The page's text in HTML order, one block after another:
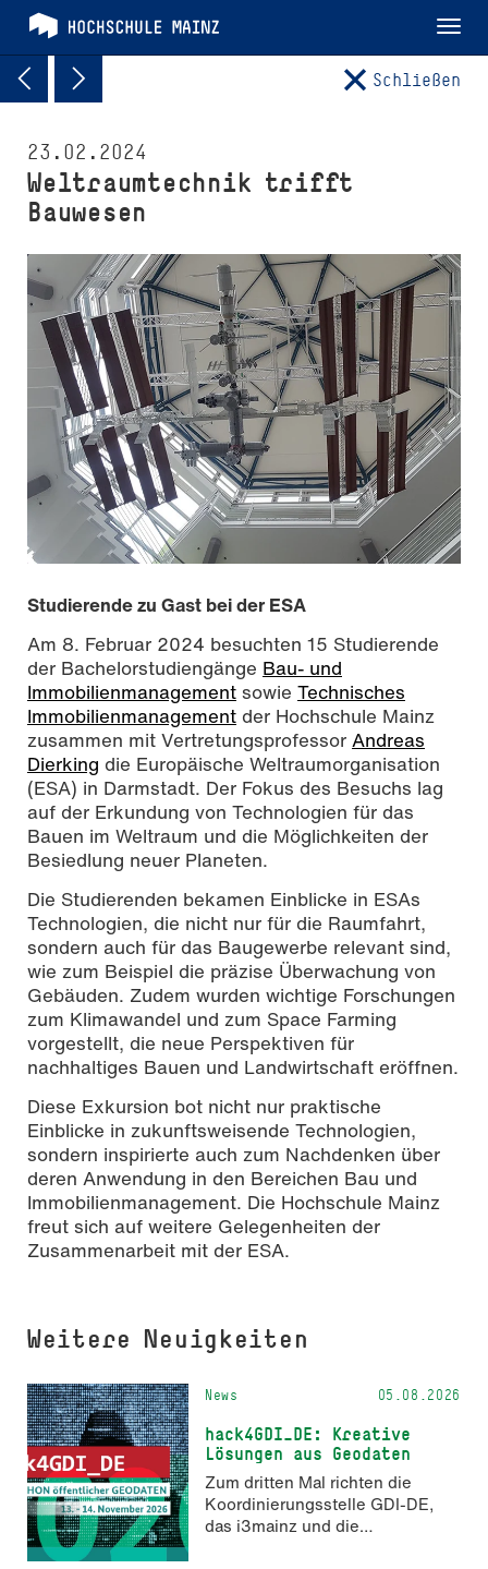
Schließen
23.02.2024
Weltraumtechnik trifft
Bauwesen
Studierende zu Gast bei der ESA
Am 8. Februar 2024 besuchten 15 Studierende
der Bachelorstudiengänge Bau- und
Immobilienmanagement sowie Technisches
Immobilienmanagement der Hochschule Mainz
zusammen mit Vertretungsprofessor Andreas
Dierking die Europäische Weltraumorganisation
(ESA) in Darmstadt. Der Fokus des Besuchs lag
auf der Erkundung von Technologien für das
Bauen im Weltraum und die Möglichkeiten der
Besiedlung neuer Planeten.
Die Studierenden bekamen Einblicke in ESAs
Technologien, die nicht nur für die Raumfahrt,
sondern auch für das Baugewerbe relevant sind,
wie zum Beispiel die präzise Überwachung von
Gebäuden. Zudem wurden wichtige Forschungen
zum Klimawandel und zum Space Farming
vorgestellt, die neue Perspektiven für
nachhaltiges Bauen und Landwirtschaft eröffnen.
Diese Exkursion bot nicht nur praktische
Einblicke in zukunftsweisende Technologien,
sondern inspirierte auch zum Nachdenken über
deren Anwendung in den Bereichen Bau und
Immobilienmanagement. Die Hochschule Mainz
freut sich auf weitere Gelegenheiten der
Zusammenarbeit mit der ESA.
Weitere Neuigkeiten
News 05.08.2026
hack4GDI_DE: Kreative
Lösungen aus Geodaten
Zum dritten Mal richten die
Koordinierungsstelle GDI-DE,
das i3mainz und die